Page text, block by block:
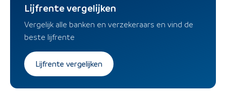
Lijfrente vergelijken
Vergelijk alle banken en verzekeraars en vind de
beste lijfrente
Lijfrente vergelijken